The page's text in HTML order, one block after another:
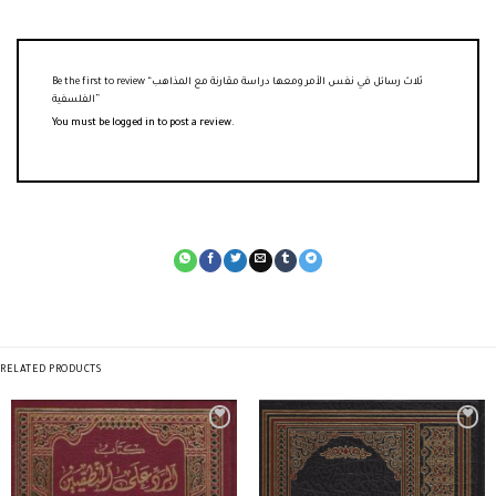
Be the first to review “ثلاث رسائل في نفس الأمر ومعها دراسة مقارنة مع المذاهب
You must be logged in to post a review.
RELATED PRODUCTS